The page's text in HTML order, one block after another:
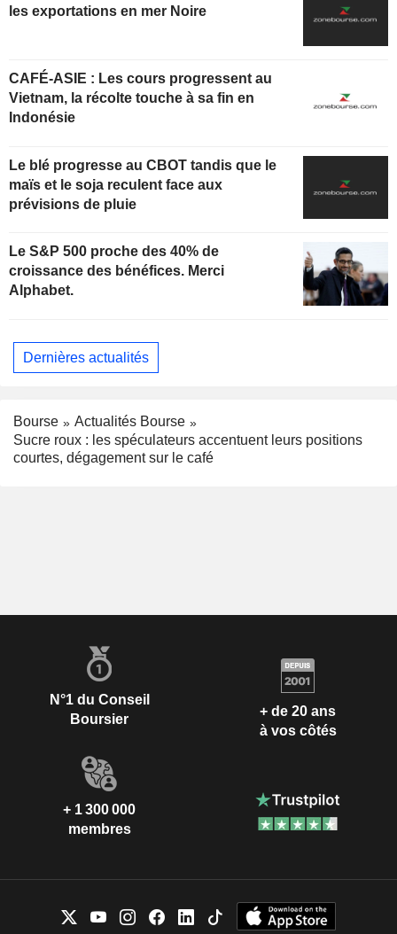
les exportations en mer Noire
CAFÉ-ASIE : Les cours progressent au
Vietnam, la récolte touche à sa fin en
Indonésie
Le blé progresse au CBOT tandis que le
maïs et le soja reculent face aux
prévisions de pluie
Le S&P 500 proche des 40% de
croissance des bénéfices. Merci
Alphabet.
Dernières actualités
Bourse
Actualités Bourse
Sucre roux : les spéculateurs accentuent leurs positions
courtes, dégagement sur le café
N°1 du Conseil
Boursier
+ de 20 ans
à vos côtés
+ 1 300 000
membres